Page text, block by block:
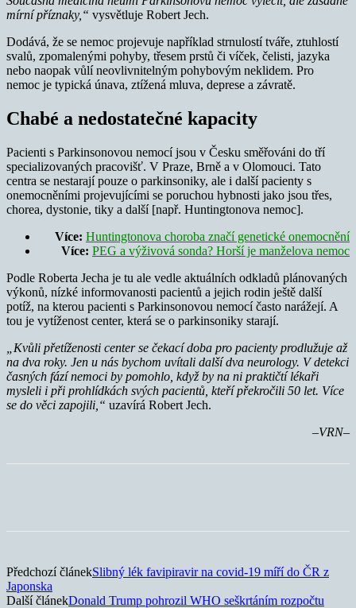
mírní příznaky,“ vysvětluje Robert Jech.
Dodává, že se nemoc projevuje například strnulostí tváře, ztuhlostí
svalů, zpomalenými pohyby, třesem prstů či víček, čelisti, jazyka
nebo naopak vůlí neovlivnitelným pohybovým neklidem. Pro
nemoc je typická únava, ztížená mluva, deprese a závratě.
Chabé a nedostatečné kapacity
Pacienti s Parkinsonovou nemocí jsou v Česku směřováni do tří
specializovaných pracovišť. V Praze, Brně a v Olomouci. Tato
centra se nestarají pouze o parkinsoniky, ale i další pacienty s
onemocněními projevujícími se poruchou hybnosti jako jsou třes,
chorea, dystonie, tiky a další [např. Huntingtonova nemoc].
Více: Huntingtonova choroba značí genetické onemocnění
Více: PEG a výživová sonda? Horší je manželova nemoc
Podle Roberta Jecha je tu ale vedle aktuálních odkladů plánovaných
výkonů, nízké informovanosti pacientů a jejich rodin ještě další
potíž, na kterou pacienti s Parkinsonovou nemocí často narážejí. A
tou je vytíženost center, která se o parkinsoniky starají.
„Kvůli přetíženosti center se čekací doba pro pacienty prodlužuje až
na dva roky. Jen u nás bychom uvítali další dva neurology. V detekci
časných fází nemoci by pomohlo, když by na ni praktičtí lékaři
mysleli i při prohlídkách svých pacientů, kteří překročili 50 let. Více
se do věci zapojili,“ uzavírá Robert Jech.
–VRN–
Předchozí článekSlibný lék favipiravir na covid-19 míří do ČR z
Japonska
Další článekDonald Trump pohrozil WHO seškrtáním rozpočtu